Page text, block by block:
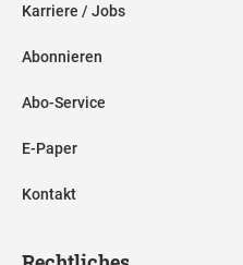
Karriere / Jobs
Abonnieren
Abo-Service
E-Paper
Kontakt